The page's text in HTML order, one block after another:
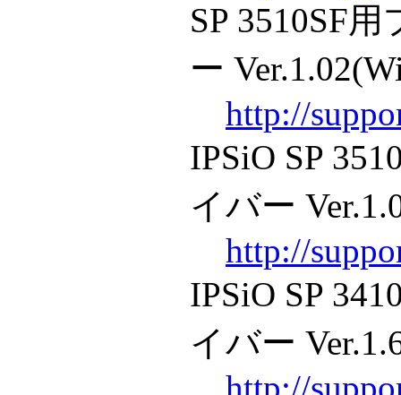
SP 3510SF
ー
http://
IPSiO SP
イバー
http://
IPSiO SP
イバー